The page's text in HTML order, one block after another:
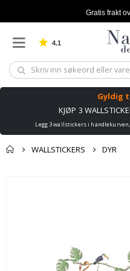
Gratis frakt
4.1 Basert på
Gyldig
KJØP 3
Legg 3 wallstickers i
WALLSTICKERS DYR